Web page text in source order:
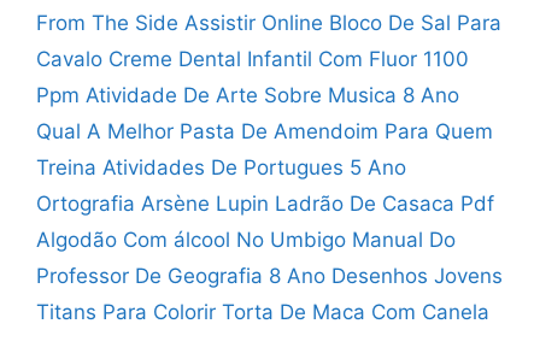
From The Side Assistir Online Bloco De Sal Para
Cavalo Creme Dental Infantil Com Fluor 1100
Ppm Atividade De Arte Sobre Musica 8 Ano
Qual A Melhor Pasta De Amendoim Para Quem
Treina Atividades De Portugues 5 Ano
Ortografia Arsène Lupin Ladrão De Casaca Pdf
Algodão Com álcool No Umbigo Manual Do
Professor De Geografia 8 Ano Desenhos Jovens
Titans Para Colorir Torta De Maca Com Canela